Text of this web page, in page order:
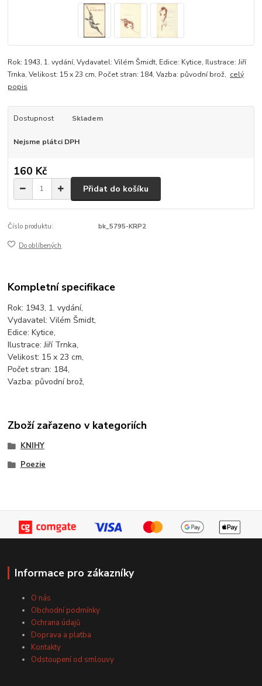
Rok: 1943, 1. vydání, Vydavatel: Vilém Šmidt, Edice: Kytice, Ilustrace: Jiří
Trnka, Velikost: 15 x 23 cm, Počet stran: 184, Vazba: původní brož, celý
popis
Dostupnost Skladem
Nejsme plátci DPH
160 Kč
Přidat do košíku
Číslo produktu: bk_5795-KRP2
Do oblíbených
Kompletní specifikace
Rok: 1943, 1. vydání,
Vydavatel: Vilém Šmidt,
Edice: Kytice,
Ilustrace: Jiří Trnka,
Velikost: 15 x 23 cm,
Počet stran: 184,
Vazba: původní brož,
Zboží zařazeno v kategoriích
KNIHY
Poezie
Informace pro zákazníky
O nás
Obchodní podmínky
Ochrana údajů
Doprava a platba
Kontakty
Odstoupení od smlouvy